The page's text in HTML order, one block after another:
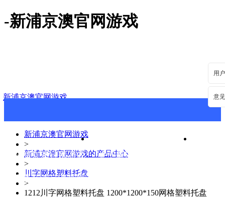
-新浦京澳官网游戏
用
意
新浦京澳官网游戏
新浦京澳官网游戏 关于新浦京澳官网游戏
联系新浦京澳官网游戏
新浦京澳官网游戏
>
新浦京澳官网游戏的产品中心
>
川字网格塑料托盘
>
1212川字网格塑料托盘 1200*1200*150网格塑料托盘